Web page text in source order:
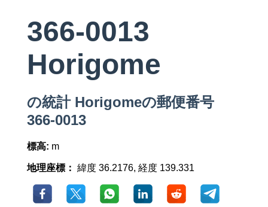
366-0013
Horigome
の統計 Horigomeの郵便番号
366-0013
標高: m
地理座標： 緯度 36.2176, 経度 139.331